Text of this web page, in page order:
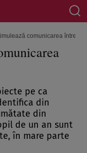
comunicarea între
pe ca
din
din
de un an sunt
în mare parte